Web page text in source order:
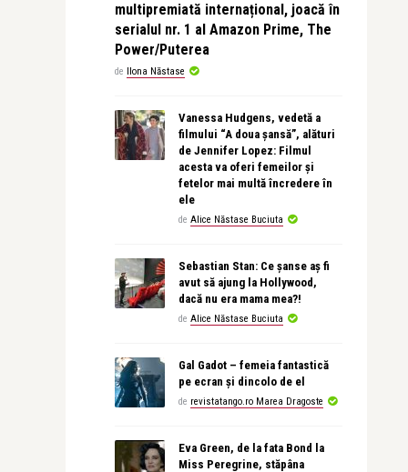
multipremiată internațional, joacă în
serialul nr. 1 al Amazon Prime, The
Power/Puterea
de Ilona Năstase
Vanessa Hudgens, vedetă a
filmului “A doua șansă”, alături
de Jennifer Lopez: Filmul
acesta va oferi femeilor și
fetelor mai multă încredere în
ele
de Alice Năstase Buciuta
Sebastian Stan: Ce șanse aș fi
avut să ajung la Hollywood,
dacă nu era mama mea?!
de Alice Năstase Buciuta
Gal Gadot – femeia fantastică
pe ecran și dincolo de el
de revistatango.ro Marea Dragoste
Eva Green, de la fata Bond la
Miss Peregrine, stăpâna